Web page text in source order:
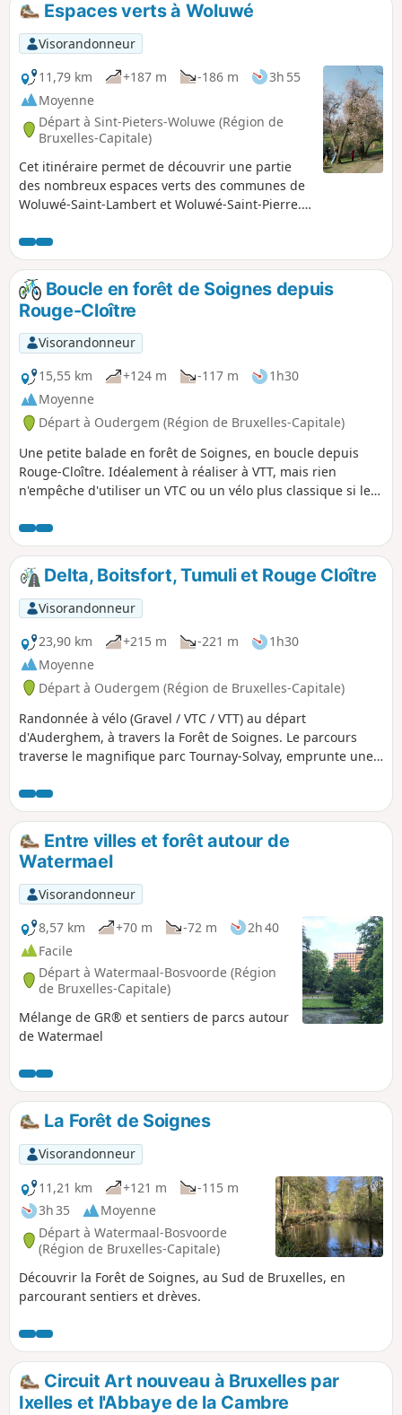
Espaces verts à Woluwé
Visorandonneur
11,79 km
+187 m -186 m
3h 55
Moyenne
Départ à Sint-Pieters-Woluwe (Région de
Bruxelles-Capitale)
Cet itinéraire permet de découvrir une partie
des nombreux espaces verts des communes de
Woluwé-Saint-Lambert et Woluwé-Saint-Pierre.Il
parc Malou et le parc de la Woluwe, mais aussi
des espaces verts moins connus tels que le parc
Schuman ou le Jardin des Franciscains, ainsi
que des sentiers longeant la Woluwe, la rivière
qui donne son nom aux deux communes.
Boucle en forêt de Soignes depuis
Rouge-Cloître
Visorandonneur
15,55 km
+124 m -117 m
1h30
Moyenne
Départ à Oudergem (Région de Bruxelles-Capitale)
Une petite balade en forêt de Soignes, en boucle depuis
Rouge-Cloître. Idéalement à réaliser à VTT, mais rien
n'empêche d'utiliser un VTC ou un vélo plus classique si le
zones boueuses.
Delta, Boitsfort, Tumuli et Rouge Cloître
Visorandonneur
23,90 km
+215 m -221 m
1h30
Moyenne
Départ à Oudergem (Région de Bruxelles-Capitale)
Randonnée à vélo (Gravel / VTC / VTT) au départ
d'Auderghem, à travers la Forêt de Soignes. Le parcours
traverse le magnifique parc Tournay-Solvay, emprunte une
rejoint le site du Rouge Cloître en traversant la Forêt de
Soignes.
Entre villes et forêt autour de
Watermael
Visorandonneur
8,57 km
+70 m -72 m
2h 40
Facile
Départ à Watermaal-Bosvoorde (Région
de Bruxelles-Capitale)
Mélange de GR® et sentiers de parcs autour
de Watermael
La Forêt de Soignes
Visorandonneur
11,21 km
+121 m
-115 m
3h 35
Moyenne
Départ à Watermaal-Bosvoorde
(Région de Bruxelles-Capitale)
Découvrir la Forêt de Soignes, au Sud de Bruxelles, en
parcourant sentiers et drèves.
Circuit Art nouveau à Bruxelles par
Ixelles et l'Abbaye de la Cambre